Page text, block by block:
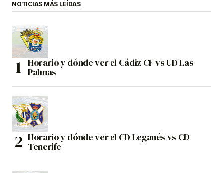
NOTICIAS MÁS LEÍDAS
Horario y dónde ver el Cádiz CF vs UD Las
Palmas
Horario y dónde ver el CD Leganés vs CD
Tenerife